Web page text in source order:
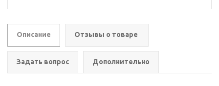
Описание Отзывы о товаре
Задать вопрос Дополнительно